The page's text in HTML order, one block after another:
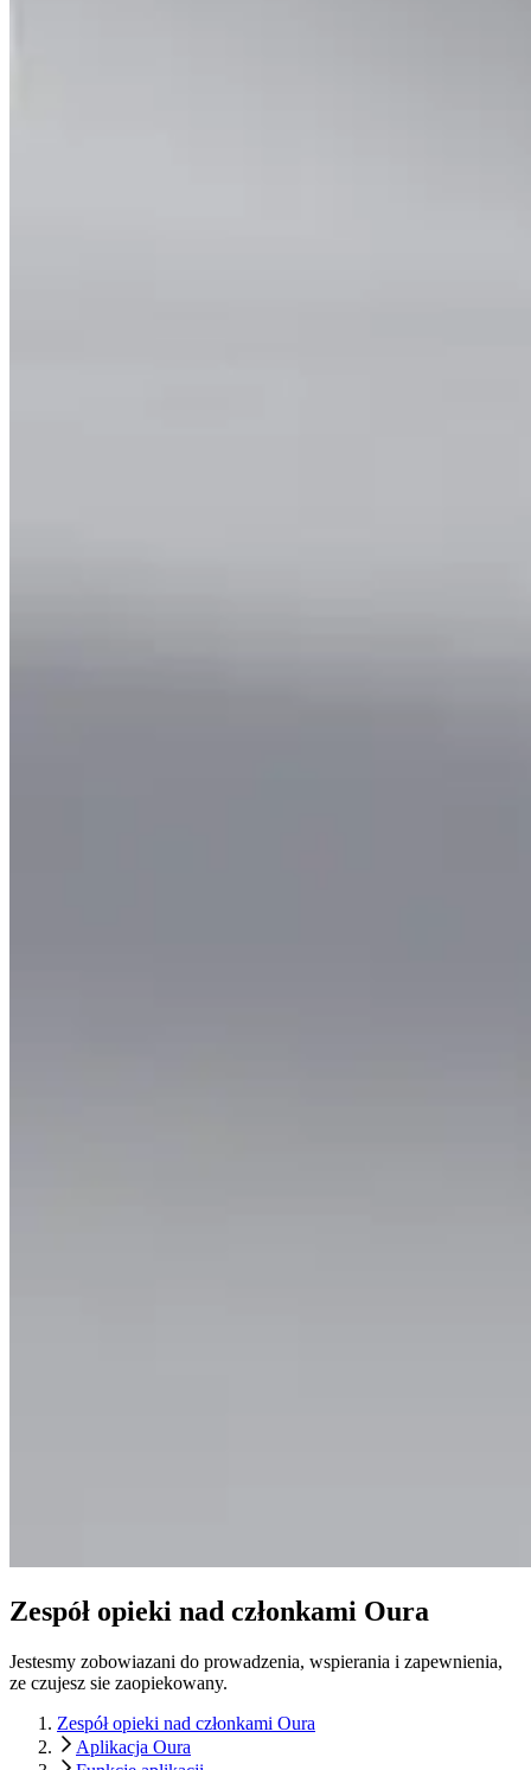
Zespół opieki nad członkami Oura
Jestesmy zobowiazani do prowadzenia, wspierania i zapewnienia,
ze czujesz sie zaopiekowany.
Zespół opieki nad członkami Oura
Aplikacja Oura